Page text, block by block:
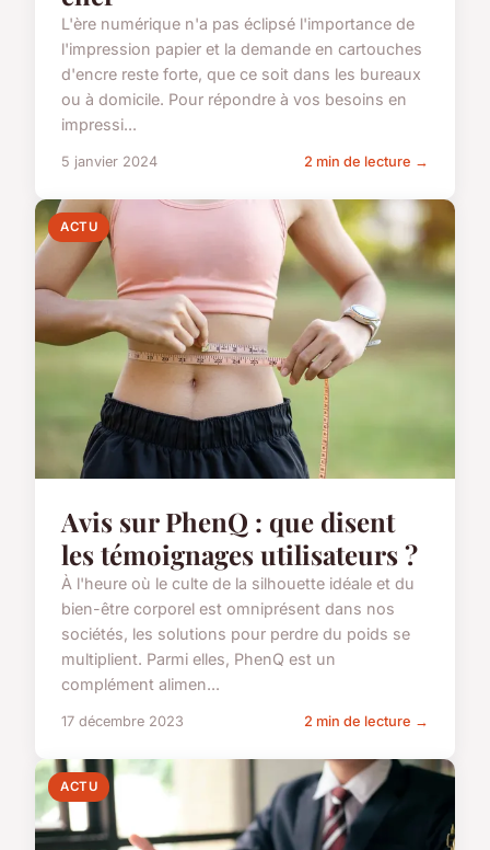
L'ère numérique n'a pas éclipsé l'importance de
l'impression papier et la demande en cartouches
d'encre reste forte, que ce soit dans les bureaux
ou à domicile. Pour répondre à vos besoins en
impressi...
5 janvier 2024 2 min de lecture →
ACTU
Avis sur PhenQ : que disent
les témoignages utilisateurs ?
À l'heure où le culte de la silhouette idéale et du
bien-être corporel est omniprésent dans nos
sociétés, les solutions pour perdre du poids se
multiplient. Parmi elles, PhenQ est un
complément alimen...
17 décembre 2023 2 min de lecture →
ACTU